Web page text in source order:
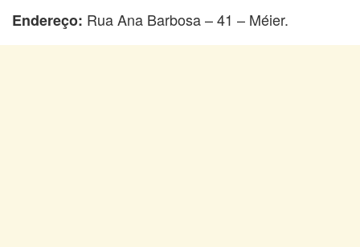
Endereço: Rua Ana Barbosa – 41 – Méier.